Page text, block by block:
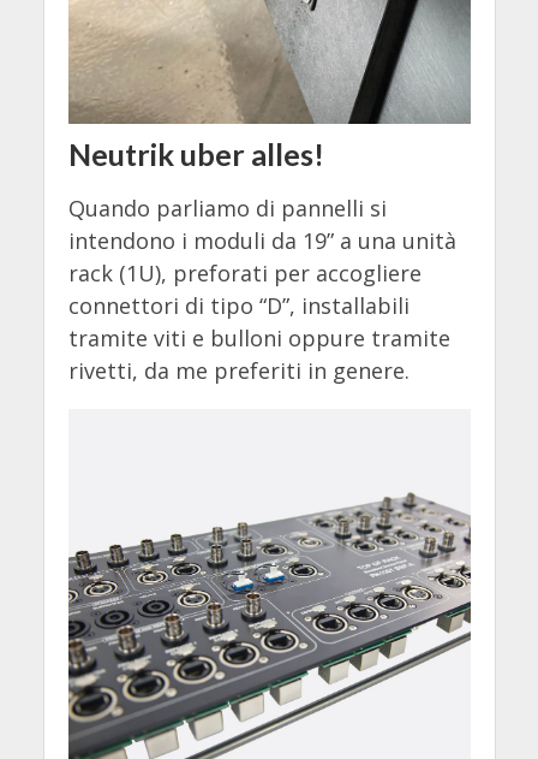
Neutrik uber alles!
Quando parliamo di pannelli si
intendono i moduli da 19” a una unità
rack (1U), preforati per accogliere
connettori di tipo “D”, installabili
tramite viti e bulloni oppure tramite
rivetti, da me preferiti in genere.